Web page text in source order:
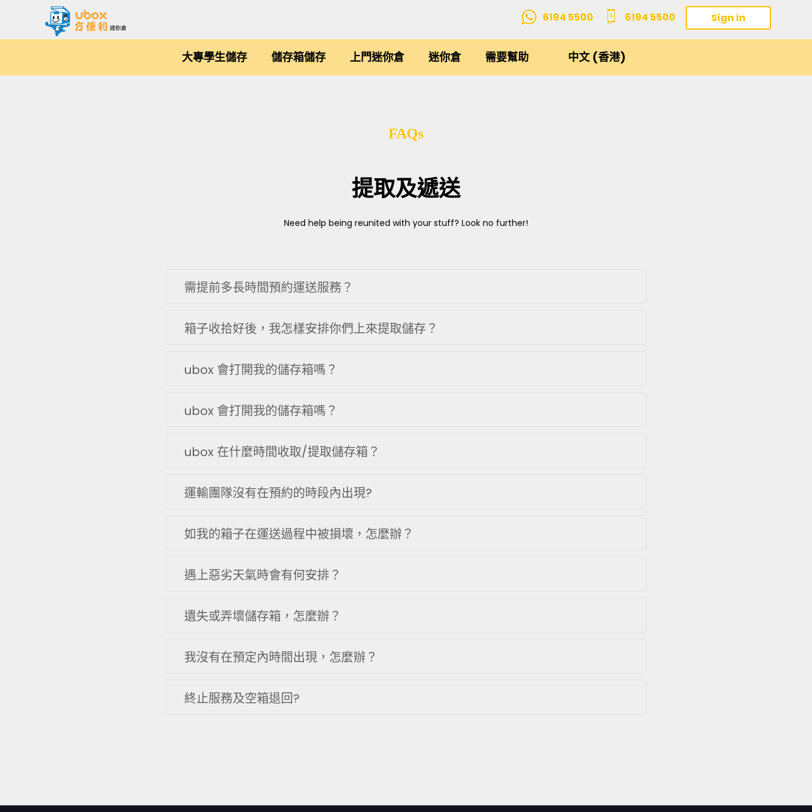
Sign in
6194 5500
6194 5500
大專學生儲存 儲存箱儲存 上門迷你倉 迷你倉 需要幫助 中文 (香港)
FAQs
提取及遞送
Need help being reunited with your stuff? Look no further!
需提前多長時間預約運送服務？
箱子收拾好後，我怎樣安排你們上來提取儲存？
ubox 會打開我的儲存箱嗎？
ubox 會打開我的儲存箱嗎？
ubox 在什麼時間收取/提取儲存箱？
運輸團隊沒有在預約的時段內出現?
如我的箱子在運送過程中被損壞，怎麼辦？
遇上惡劣天氣時會有何安排？
遺失或弄壞儲存箱，怎麼辦？
我沒有在預定內時間出現，怎麼辦？
終止服務及空箱退回?